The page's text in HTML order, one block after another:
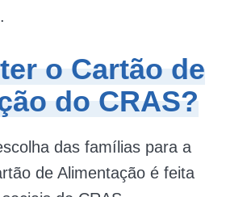
o Cartão de
do CRAS?
das famílias para a
de Alimentação é feita